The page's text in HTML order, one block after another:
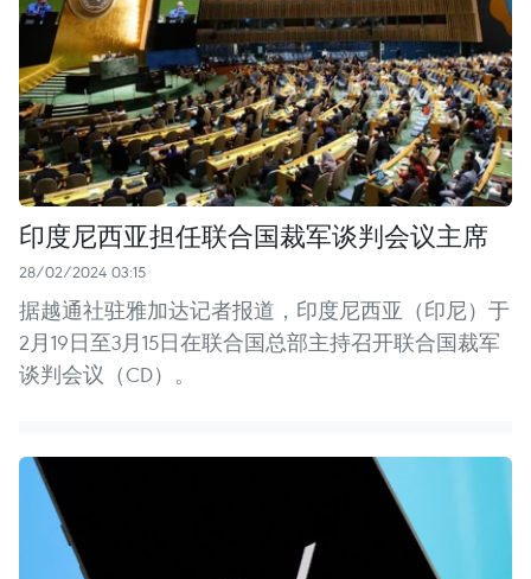
印度尼西亚担任联合国裁军谈判会议主席
28/02/2024 03:15
据越通社驻雅加达记者报道，印度尼西亚（印尼）于
2月19日至3月15日在联合国总部主持召开联合国裁军
谈判会议（CD）。